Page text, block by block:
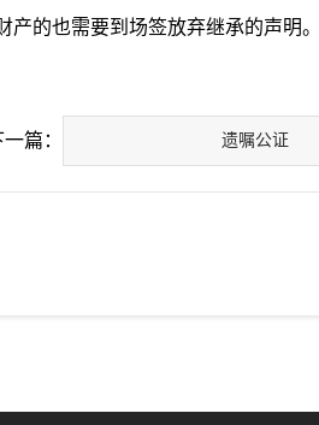
的也需要到场签放弃继承的声明。
篇： 遗嘱公证